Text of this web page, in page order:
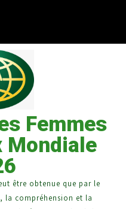
Femmes
Mondiale
être obtenue que par le
compréhension et la